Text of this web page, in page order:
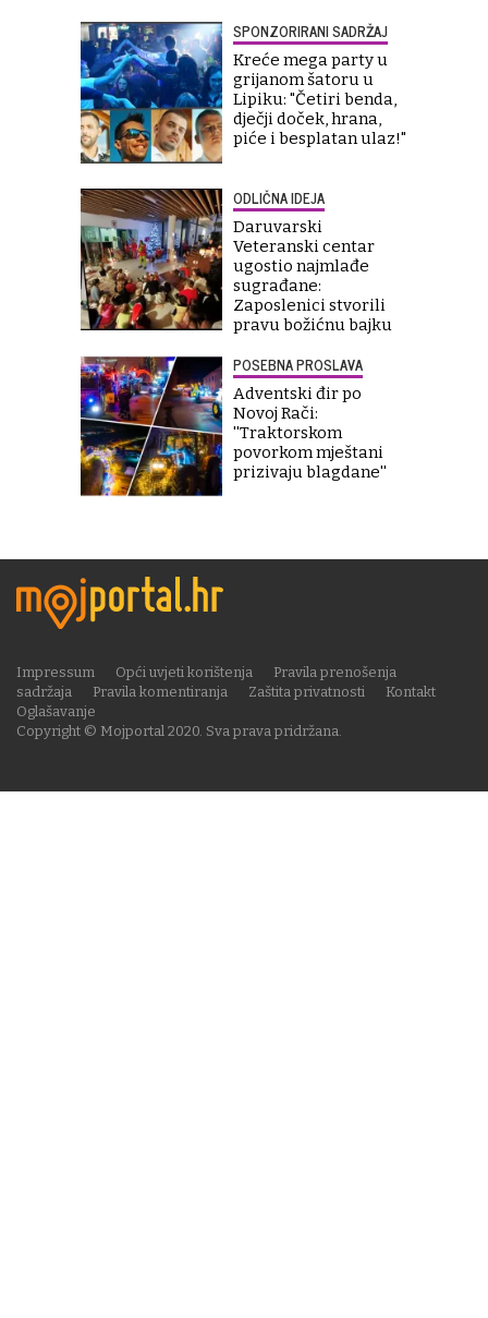
SPONZORIRANI SADRŽAJ
Kreće mega party u
grijanom šatoru u
Lipiku: "Četiri benda,
dječji doček, hrana,
piće i besplatan ulaz!"
ODLIČNA IDEJA
Daruvarski
Veteranski centar
ugostio najmlađe
sugrađane:
Zaposlenici stvorili
pravu božićnu bajku
POSEBNA PROSLAVA
Adventski đir po
Novoj Rači:
''Traktorskom
povorkom mještani
prizivaju blagdane''
Copyright © Mojportal 2020. Sva prava pridržana.
Impressum Opći uvjeti korištenja
Pravila prenošenja
sadržaja
Pravila komentiranja Zaštita privatnosti
Kontakt
Oglašavanje